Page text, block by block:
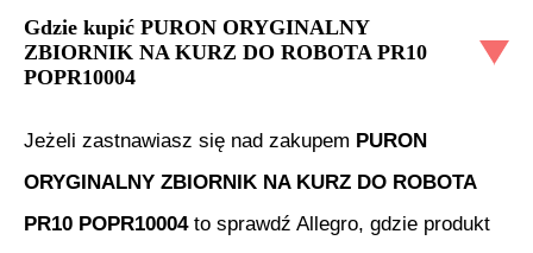
Gdzie kupić PURON ORYGINALNY
ZBIORNIK NA KURZ DO ROBOTA PR10
POPR10004
Jeżeli zastnawiasz się nad zakupem PURON
ORYGINALNY ZBIORNIK NA KURZ DO ROBOTA
PR10 POPR10004to sprawdź Allegro, gdzie produkt